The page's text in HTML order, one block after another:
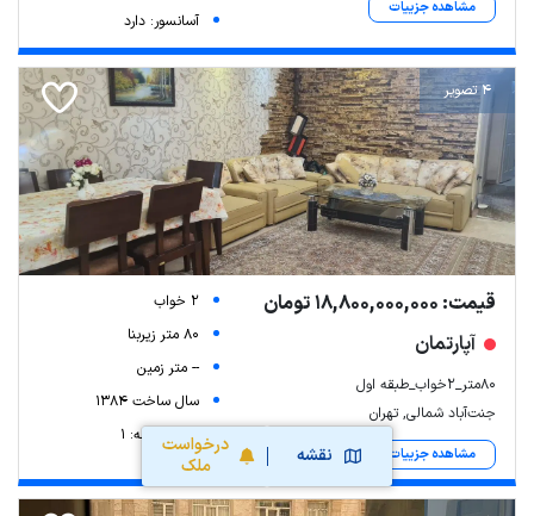
نقشه
درخواست
ملک
مشاهده جزییات
آسانسور: دارد
4 تصویر
قیمت: 18,800,000,000 تومان
آپارتمان
۸۰متر_۲خواب_طبقه اول
جنت‌آباد شمالی, تهران
مشاهده جزییات
2 خواب
80 متر زیربنا
-- متر زمین
سال ساخت 1384
شماره طبقه: 1